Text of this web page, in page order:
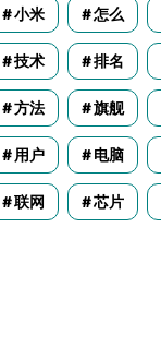
小米 怎么
技术 排名
方法 旗舰
用户 电脑
联网 芯片